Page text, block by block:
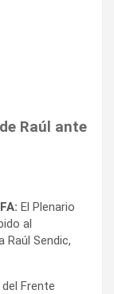
Raú l ante
El Plenario
al
Raúl Sendic,
Frente